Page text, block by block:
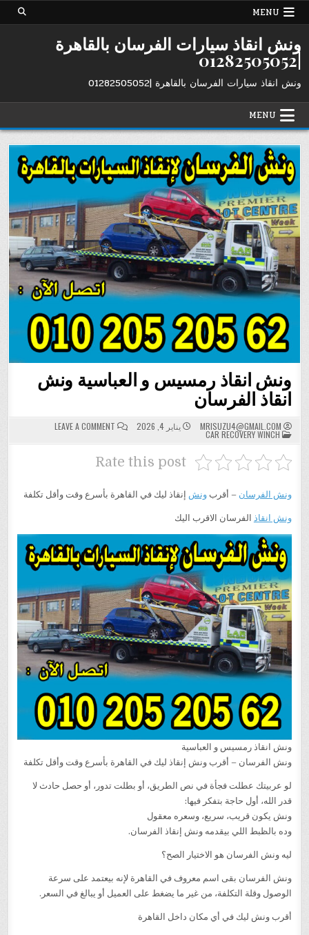
Skip
MENU
ونش انقاذ سيارات الفرسان بالقاهرة
|01282505052
ونش انقاذ سيارات الفرسان بالقاهرة |01282505052
MENU
ونش انقاذ رمسيس و العباسية ونش
انقاذ الفرسان
MRISUZU4@GMAIL.COM يناير 4, 2026 LEAVE A COMMENT
ON
ونش
انقاذ
الفرسان
POSTED
IN
CAR RECOVERY WINCH
Rate this post
ونش الفرسان – أقربونش إنقاذ ليك في القاهرة بأسرع وقت وأقل تكلفة
ونش انقاذ الفرسان الاقرب اليك
ونش انقاذ رمسيس و العباسية
ونش الفرسان – أقرب ونش إنقاذ ليك في القاهرة بأسرع وقت وأقل تكلفة
لو عربيتك عطلت فجأة في نص الطريق، أو بطلت تدور، أو حصل حادث لا
قدر الله، أول حاجة بتفكر فيها:
ونش يكون قريب، سريع، وسعره معقول
وده بالظبط اللي بيقدمه ونش إنقاذ الفرسان.
ليه ونش الفرسان هو الاختيار الصح؟
ونش الفرسان بقى اسم معروف في القاهرة لإنه بيعتمد على سرعة
الوصول وقلة التكلفة، من غير ما يضغط على العميل أو يبالغ في السعر.
أقرب ونش ليك في أي مكان داخل القاهرة